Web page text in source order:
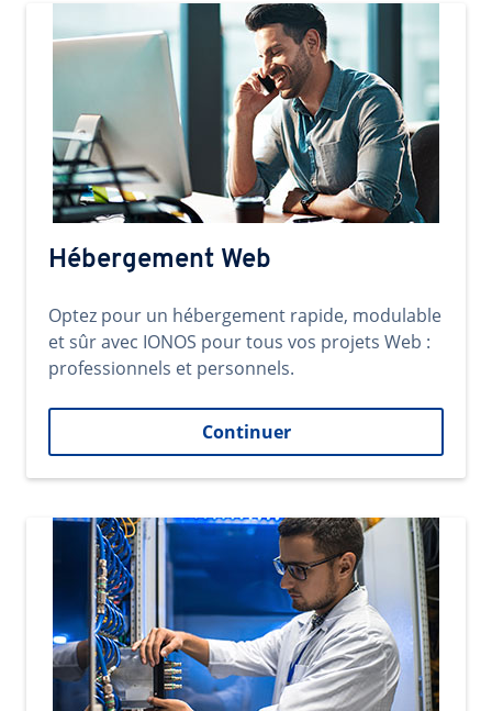
Hébergement Web
Optez pour un hébergement rapide, modulable
et sûr avec IONOS pour tous vos projets Web :
professionnels et personnels.
Continuer